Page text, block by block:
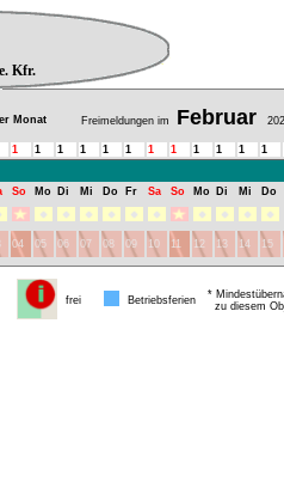
Kfr.
Monat Freimeldungen im Februar
1 1 1 1 1 1 1 1 1 1 1 1
So Mo Di Mi Do Fr Sa So Mo Di Mi Do
04 05 06 07 08 09 10 11 12 13 14 15
frei Betriebsferien
*
zu diesem